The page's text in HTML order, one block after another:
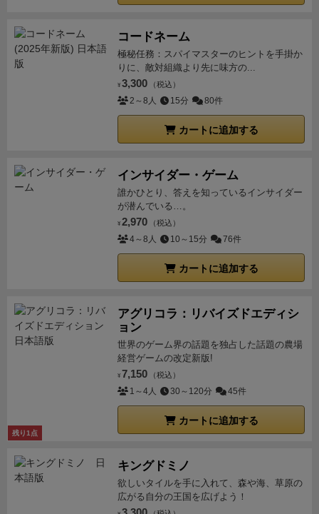
コードネーム
極秘任務：スパイマスターのヒントを手掛か
りに、敵対組織より先に味方の...
¥ 3,300 （税込）
2～8人 15分 80件
カートに追加する
インサイダー・ゲーム
誰かひとり、答えを知っているインサイダー
が潜んでいる…。
¥ 2,970 （税込）
4～8人 10～15分 76件
カートに追加する
残り1点
アグリコラ：リバイズドエディシ
ョン
世界のゲーム界の話題を独占した話題の農場
経営ゲームの改定新版!
¥ 7,150 （税込）
1～4人 30～120分 45件
カートに追加する
キングドミノ
欲しいタイルを手に入れて、森や海、草原の
広がる自分の王国を広げよう！